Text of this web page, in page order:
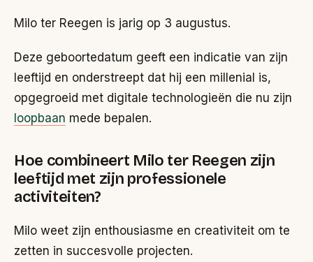
Milo ter Reegen is jarig op 3 augustus.
Deze geboortedatum geeft een indicatie van zijn
leeftijd en onderstreept dat hij een millenial is,
opgegroeid met digitale technologieën die nu zijn
loopbaan mede bepalen.
Hoe combineert Milo ter Reegen zijn
leeftijd met zijn professionele
activiteiten?
Milo weet zijn enthousiasme en creativiteit om te
zetten in succesvolle projecten.